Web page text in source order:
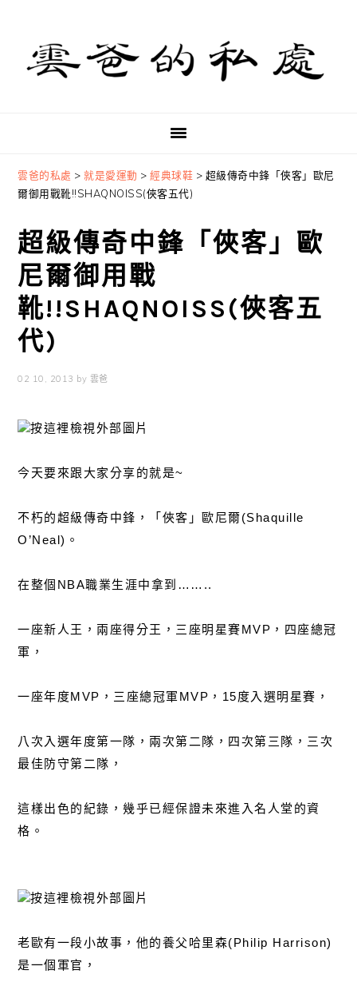
primary
navigation
content
primary
sidebar
雲爸的私處 >就是愛運動 >經典球鞋 > 超級傳奇中鋒「俠客」歐尼
爾御用戰靴!!SHAQNOISS(俠客五代)
超級傳奇中鋒「俠客」歐
尼爾御用戰
靴!!SHAQNOISS(俠客五
代)
02 10, 2013 by 雲爸
今天要來跟大家分享的就是~
不朽的超級傳奇中鋒，「俠客」歐尼爾(Shaquille
O’Neal)。
在整個NBA職業生涯中拿到……..
一座新人王，兩座得分王，三座明星賽MVP，四座總冠
軍，
一座年度MVP，三座總冠軍MVP，15度入選明星賽，
八次入選年度第一隊，兩次第二隊，四次第三隊，三次
最佳防守第二隊，
這樣出色的紀錄，幾乎已經保證未來進入名人堂的資
格。
老歐有一段小故事，他的養父哈里森(Philip Harrison)
是一個軍官，